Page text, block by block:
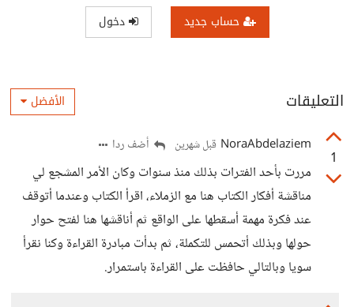
حساب جديد دخول
التعليقات الأفضل
1
NoraAbdelaziem قبل شهرين أضف ردا
مررت بأحد الفترات بذلك منذ سنوات وكان الأمر المشجع لي
مناقشة أفكار الكتاب هنا مع الزملاء، اقرأ الكتاب وعندما أتوقف
عند فكرة مهمة أسقطها على الواقع ثم أناقشها هنا لفتح حوار
حولها وبذلك أتحمس للتكملة، ثم بدأت مبادرة القراءة وكنا نقرأ
سويا وبالتالي حافظت على القراءة باستمرار.